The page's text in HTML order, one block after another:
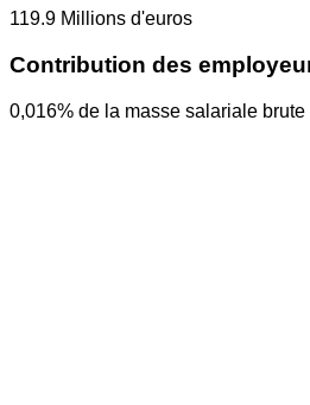
119.9 Millions d'euros
Contribution des
0,016% de la masse salariale brute